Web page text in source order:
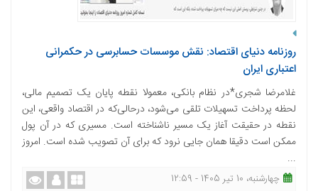
روزنامه دنیای اقتصاد: نقش موسسات حسابرسی در حکمرانی
اعتباری ایران
غلامرضا شجری*در نظام بانکی، معمولا نقطه پایان یک تصمیم مالی،
لحظه پرداخت تسهیلات تلقی می‌شود، درحالی‌که در اقتصاد واقعی، این
نقطه در حقیقت آغاز یک مسیر ناشناخته است. مسیری که در آن پول
ممکن است دقیقا همان جایی نرود که برای آن تصویب شده است. امروز
...
چهارشنبه، 10 تیر 1405 - 12:59